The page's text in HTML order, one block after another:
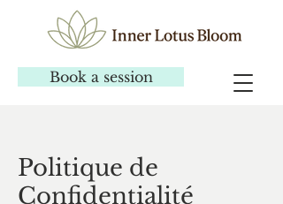
Book a session
Politique de
Confidentialité